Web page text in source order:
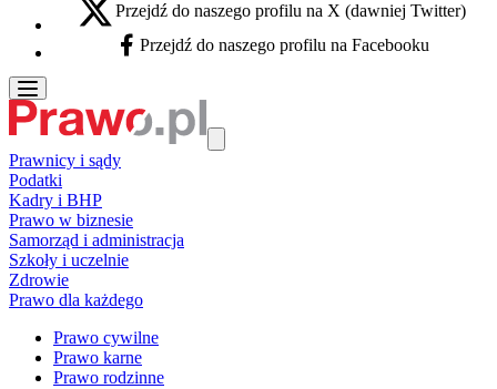
X - otwiera się w nowej karcie
Przejdź do naszego profilu na X (dawniej Twitter)
Facebook - otwiera się w nowej karcie
Przejdź do naszego profilu na Facebooku
Prawnicy i sądy
Podatki
Kadry i BHP
Prawo w biznesie
Samorząd i administracja
Szkoły i uczelnie
Zdrowie
Prawo dla każdego
Prawo cywilne
Prawo karne
Prawo rodzinne